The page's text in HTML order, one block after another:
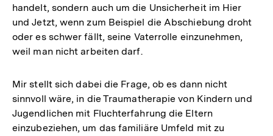
handelt, sondern auch um die Unsicherheit im Hier
und Jetzt, wenn zum Beispiel die Abschiebung droht
oder es schwer fällt, seine Vaterrolle einzunehmen,
weil man nicht arbeiten darf.
Mir stellt sich dabei die Frage, ob es dann nicht
sinnvoll wäre, in die Traumatherapie von Kindern und
Jugendlichen mit Fluchterfahrung die Eltern
einzubeziehen, um das familiäre Umfeld mit zu